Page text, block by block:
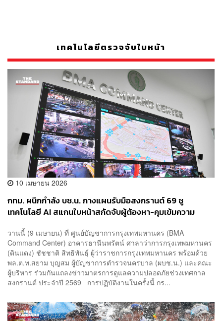
เทคโนโลยีตรวจจับใบหน้า
10 เมษายน 2026
กทม. ผนึกกำลัง บช.น. กางแผนรับมือสงกรานต์ 69 ชู
เทคโนโลยี AI สแกนใบหน้าสกัดจับผู้ต้องหา-คุมเข้มความ
วานนี้ (9 เมษายน) ที่ ศูนย์บัญชาการกรุงเทพมหานคร (BMA
Command Center) อาคารธานีนพรัตน์ ศาลาว่าการกรุงเทพมหานคร
(ดินแดง) ชัชชาติ สิทธิพันธุ์ ผู้ว่าราชการกรุงเทพมหานคร พร้อมด้วย
พล.ต.ท.สยาม บุญสม ผู้บัญชาการตำรวจนครบาล (ผบช.น.) และคณะ
ผู้บริหาร ร่วมกันแถลงข่าวมาตรการดูแลความปลอดภัยช่วงเทศกาล
สงกรานต์ ประจำปี 2569 การปฏิบัติงานในครั้งนี้ กร...